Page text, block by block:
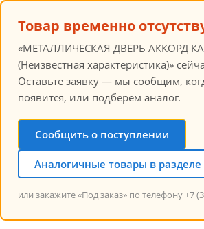
Товар временно
«МЕТАЛЛИЧЕСКАЯ ДВЕРЬ АККОРД
(Неизвестная характеристика)»
Оставьте заявку — мы сообщим,
появится, или подберём аналог.
Сообщить о поступлении
Аналогичные товары в
или закажите «Под заказ» по телефону +7